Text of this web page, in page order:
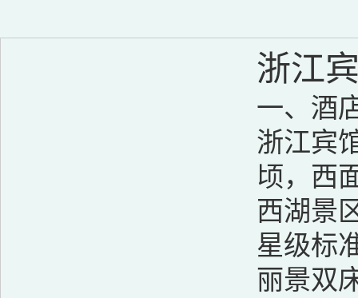
浙江
一、酒
浙江宾
顷，西
西湖景
星级标
丽景双